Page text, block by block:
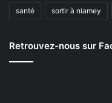
santé sortir à niamey
Retrouvez-nous sur